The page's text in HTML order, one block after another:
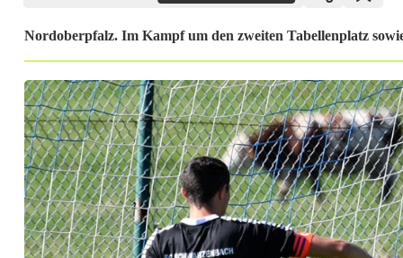
Nordoberpfalz. Im Kampf um den zweiten Tabellenplatz
K
r
e
i
s